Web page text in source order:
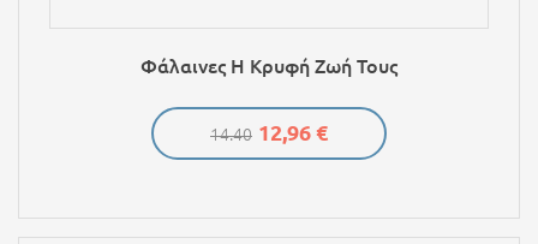
Φάλαινες Η Κρυφή Ζωή Τους
14.40 12,96 €